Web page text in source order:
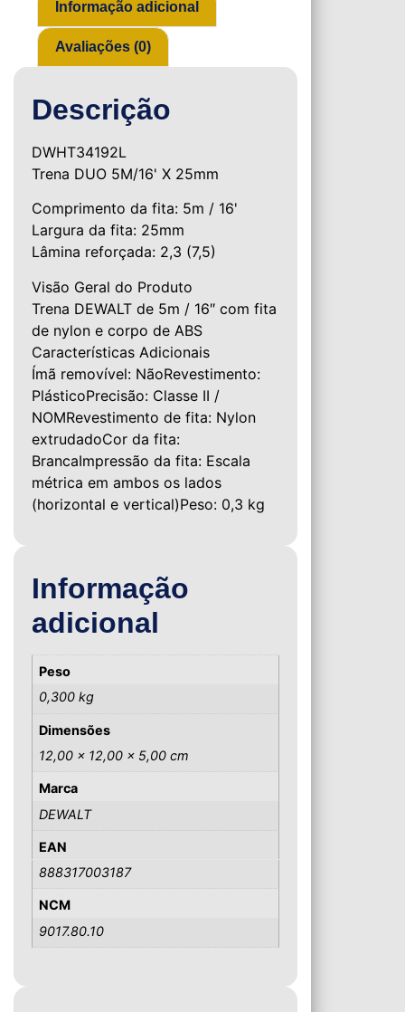
Informação adicional
Avaliações (0)
Descrição
DWHT34192L
Trena DUO 5M/16' X 25mm
Comprimento da fita: 5m / 16'
Largura da fita: 25mm
Lâmina reforçada: 2,3 (7,5)
Visão Geral do Produto
Trena DEWALT de 5m / 16″ com fita
de nylon e corpo de ABS
Características Adicionais
Ímã removível: NãoRevestimento:
PlásticoPrecisão: Classe II /
NOMRevestimento de fita: Nylon
extrudadoCor da fita:
BrancaImpressão da fita: Escala
métrica em ambos os lados
(horizontal e vertical)Peso: 0,3 kg
Informação
adicional
Peso
0,300 kg
Dimensões
12,00 × 12,00 × 5,00 cm
Marca
DEWALT
EAN
888317003187
NCM
9017.80.10